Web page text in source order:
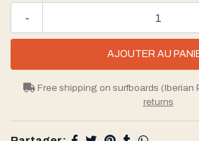
-
Free shipping on surfboards (Iberian
returns